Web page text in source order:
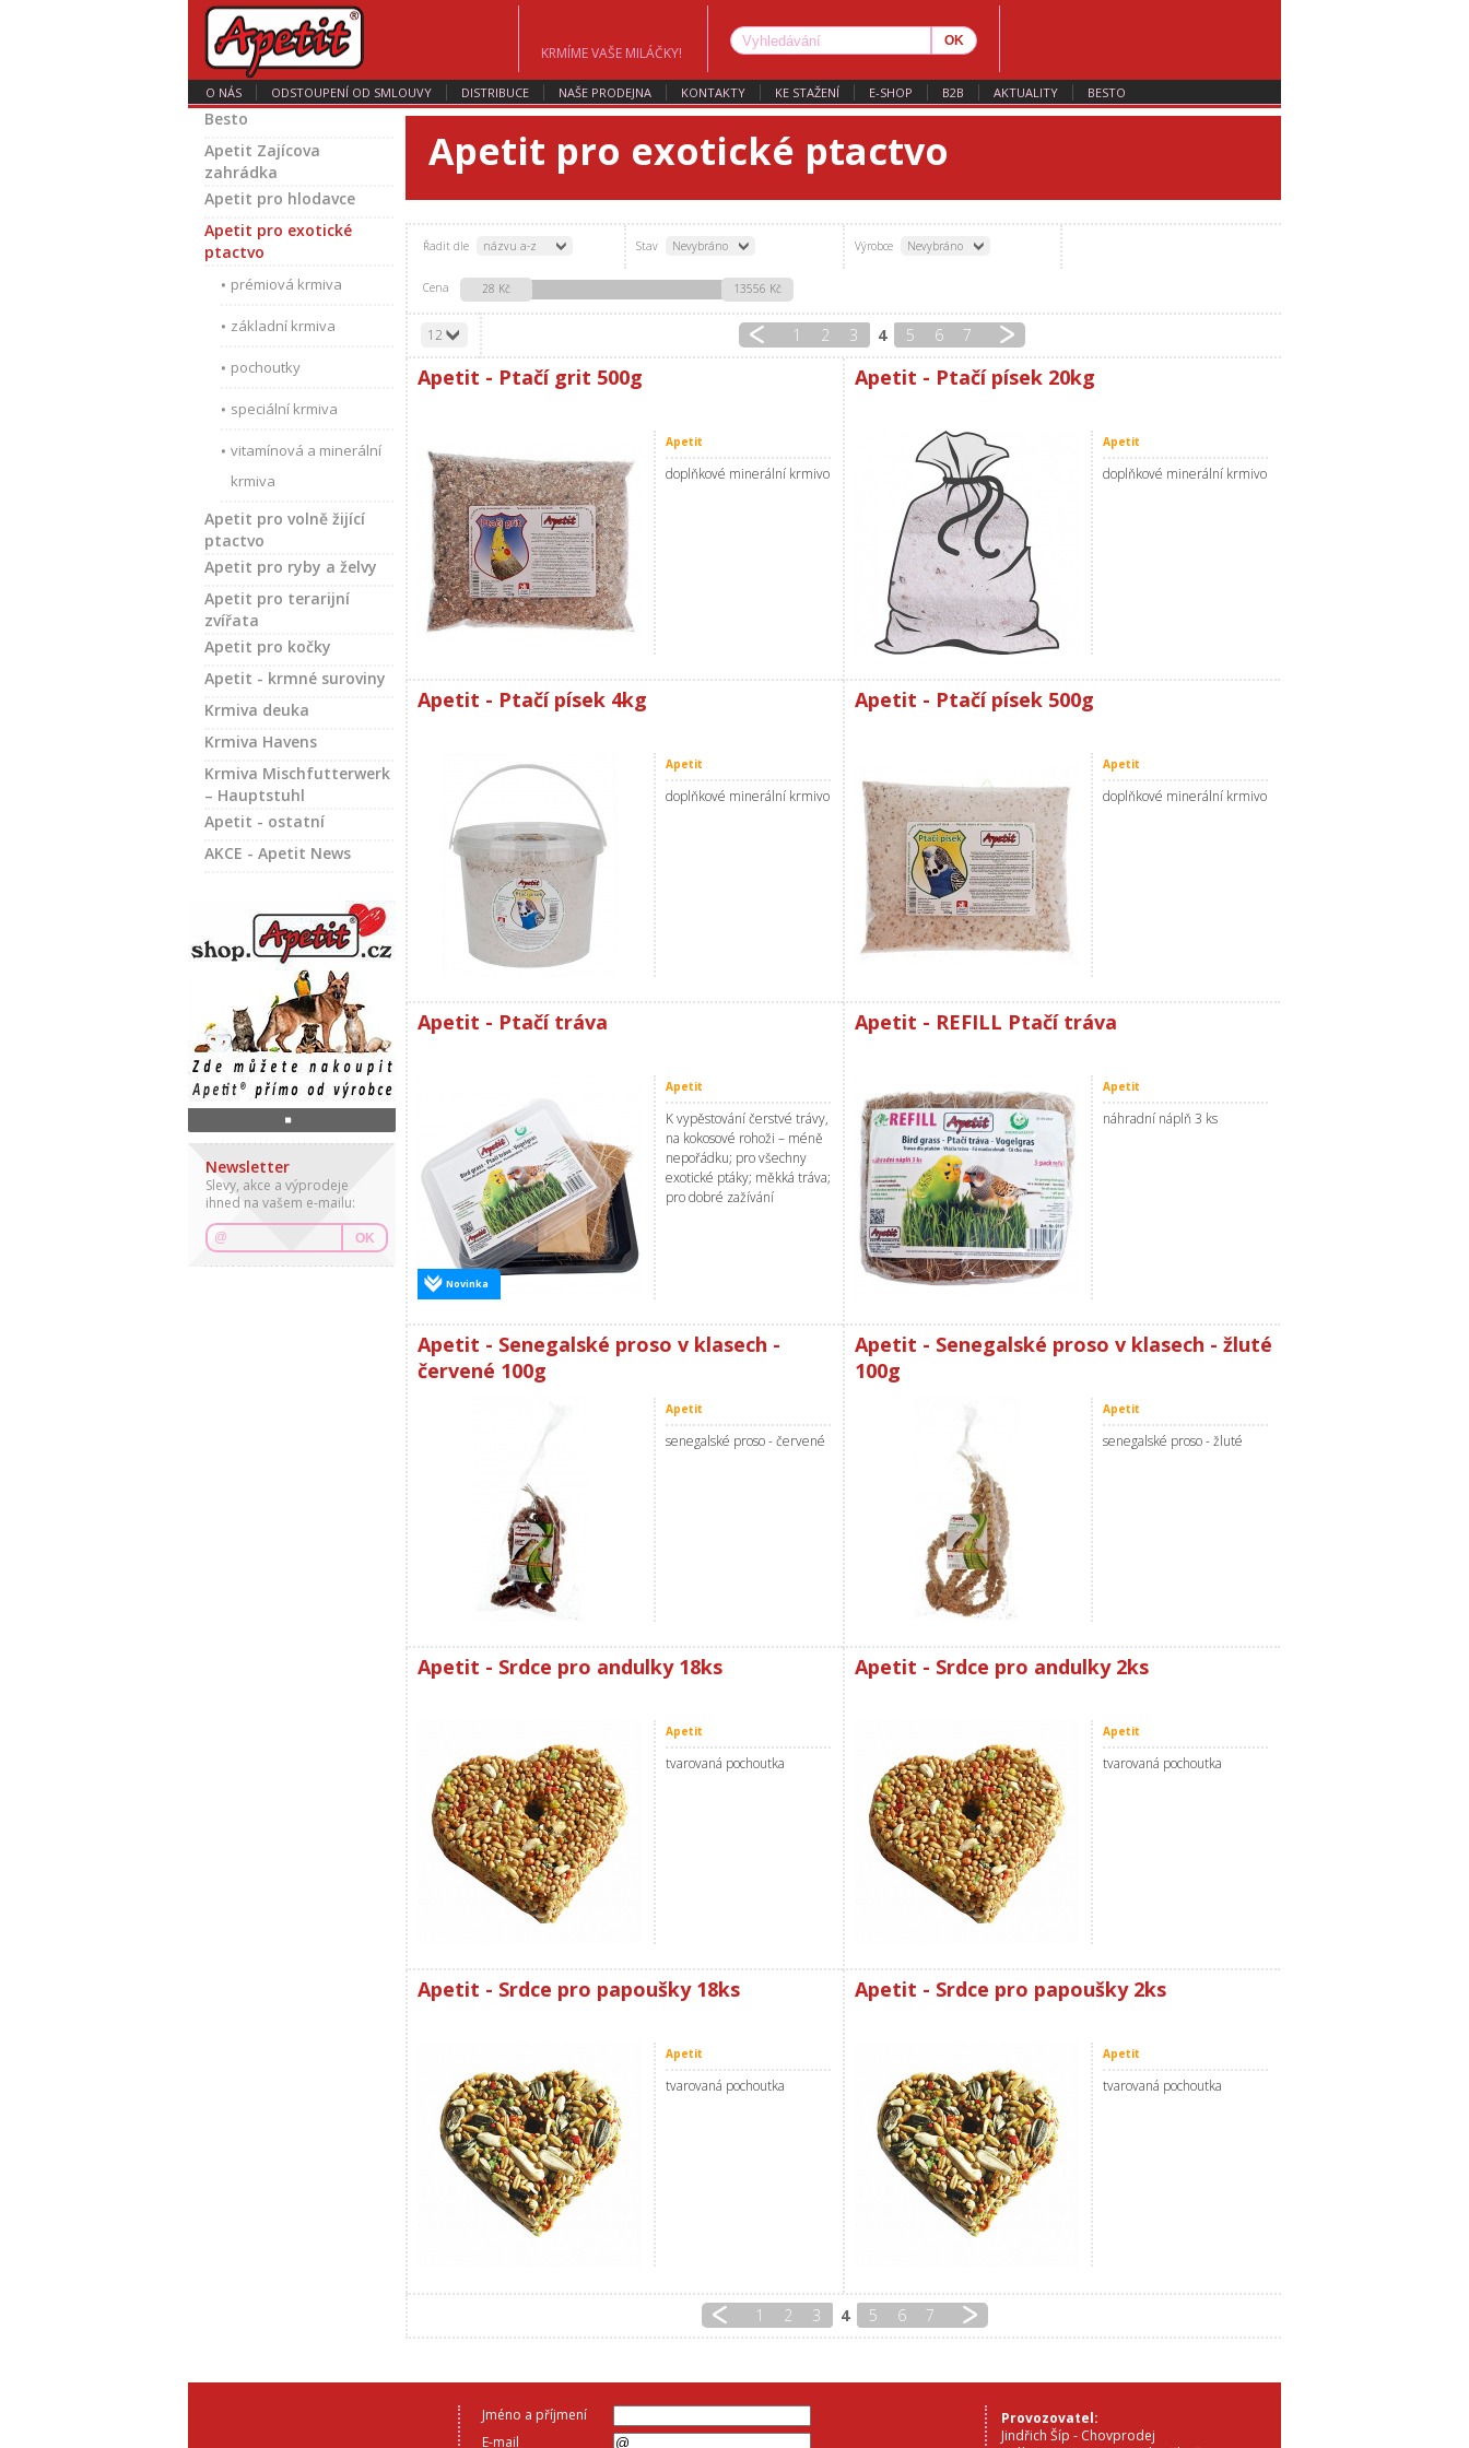
KRMÍME VAŠE MILÁČKY!
O NÁS ODSTOUPENÍ OD SMLOUVY DISTRIBUCE NAŠE PRODEJNA KONTAKTY KE STAŽENÍ E-SHOP B2B AKTUALITY BESTO
Apetit pro exotické ptactvo
Řadit dle názvu a-z Stav Nevybráno Výrobce Nevybráno
Cena 28 Kč 13556 Kč
12 1 2 3 4 5 6 7
Apetit - Ptačí grit 500g
Apetit
doplňkové minerální krmivo
Apetit - Ptačí písek 20kg
Apetit
doplňkové minerální krmivo
Apetit - Ptačí písek 4kg
Apetit
doplňkové minerální krmivo
Apetit - Ptačí písek 500g
Apetit
doplňkové minerální krmivo
Apetit - Ptačí tráva
Novinka
Apetit
K vypěstování čerstvé trávy,
na kokosové rohoži – méně
nepořádku; pro všechny
exotické ptáky; měkká tráva;
pro dobré zažívání
Apetit - REFILL Ptačí tráva
Apetit
náhradní náplň 3 ks
Apetit - Senegalské proso v klasech -
červené 100g
Apetit
senegalské proso - červené
Apetit - Senegalské proso v klasech - žluté
100g
Apetit
senegalské proso - žluté
Apetit - Srdce pro andulky 18ks
Apetit
tvarovaná pochoutka
Apetit - Srdce pro andulky 2ks
Apetit
tvarovaná pochoutka
Apetit - Srdce pro papoušky 18ks
Apetit
tvarovaná pochoutka
Apetit - Srdce pro papoušky 2ks
Apetit
tvarovaná pochoutka
1 2 3 4 5 6 7
Besto
Apetit Zajícova
zahrádka
Apetit pro hlodavce
Apetit pro exotické
ptactvo
prémiová krmiva
základní krmiva
pochoutky
speciální krmiva
vitamínová a minerální
krmiva
Apetit pro volně žijící
ptactvo
Apetit pro ryby a želvy
Apetit pro terarijní
zvířata
Apetit pro kočky
Apetit - krmné suroviny
Krmiva deuka
Krmiva Havens
Krmiva Mischfutterwerk
– Hauptstuhl
Apetit - ostatní
AKCE - Apetit News
Newsletter
Slevy, akce a výprodeje
ihned na vašem e-mailu:
OK
Jméno a příjmení
E-mail
Provozovatel:
Jindřich Šíp - Chovprodej